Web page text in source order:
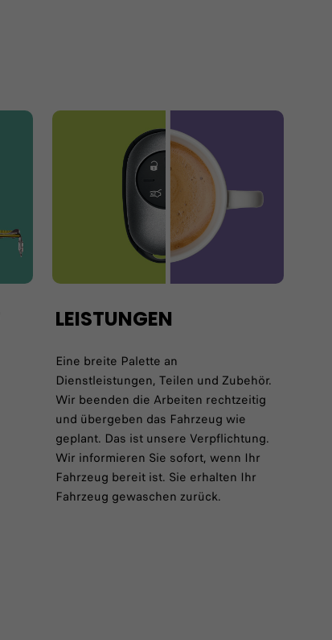
LEISTUNGEN
Eine breite Palette an
Dienstleistungen, Teilen und Zubehör.
Wir beenden die Arbeiten rechtzeitig
und übergeben das Fahrzeug wie
geplant. Das ist unsere Verpflichtung.
Wir informieren Sie sofort, wenn Ihr
Fahrzeug bereit ist. Sie erhalten Ihr
Fahrzeug gewaschen zurück.